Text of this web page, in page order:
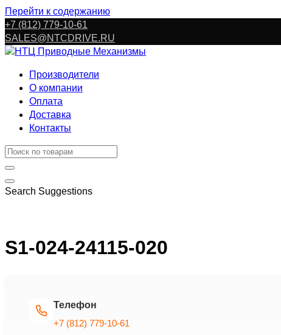
Перейти к содержанию
+7 (812) 779-10-61
SALES@NTCDRIVE.RU
Производители
О компании
Оплата
Доставка
Контакты
Search Suggestions
S1-024-24115-020
Телефон
+7 (812) 779-10-61